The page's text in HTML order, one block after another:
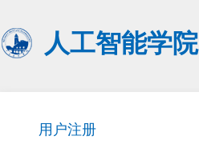
人工智能学院
用户注册